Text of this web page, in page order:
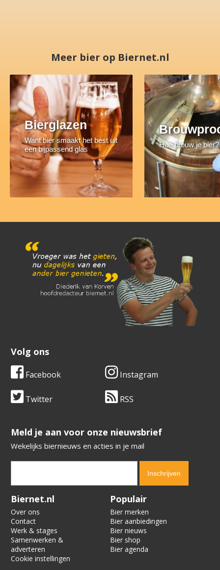
Meer bier op Biernet.nl
Bierglazen
Want bier smaakt het best uit
een bijpassend glas
Hoe brouw je bier?
Volg ons
Facebook Instagram
Twitter RSS
​​​​​​​Meld je aan voor onze nieuwsbrief
Wekelijks biernieuws en acties in je mail
Verification code:
Biernet.nl
Over ons
Contact
Werk & stages
Samenwerken &
adverteren
Cookie instellingen
Populair
Bier merken
Bier aanbiedingen
Bier nieuws
Bier shop
Bier agenda